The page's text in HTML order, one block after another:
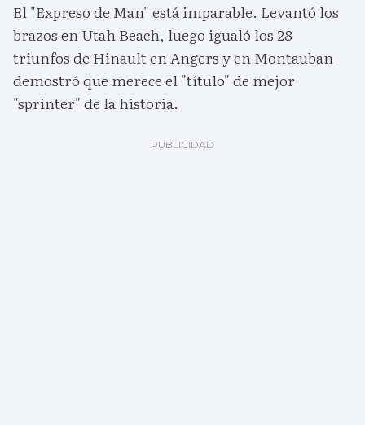
El "Expreso de Man" está imparable. Levantó los
brazos en Utah Beach, luego igualó los 28
triunfos de Hinault en Angers y en Montauban
demostró que merece el "título" de mejor
"sprinter" de la historia.